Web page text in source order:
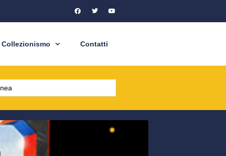
Collezionismo Contatti